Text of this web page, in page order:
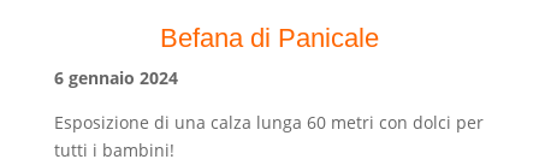
Befana di Panicale
6gennaio 2024
Esposizione di una calza lunga 60 metri con dolci per
tutti i bambini!